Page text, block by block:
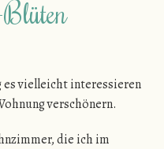
es vielleicht interessieren
verschönern.
die ich im